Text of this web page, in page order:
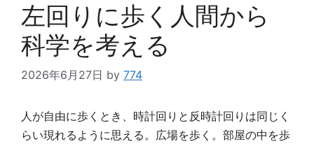
左回りに歩く人間から
科学を考える
2026年6月27日 by 774
人が自由に歩くとき、時計回りと反時計回りは同じく
らい現れるように思える。広場を歩く。部屋の中を歩